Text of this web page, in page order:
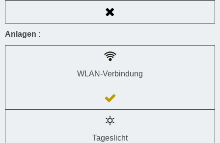
Anlagen :
WLAN-Verbindung
Tageslicht